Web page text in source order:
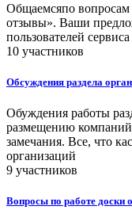
Общаемсяпо вопросам
отзывы». Ваши
пользователей
10 участников
Обсуждения раздела
Обуждения работы
размещению
замечания. Все, что
организаций
9 участников
Вопросы по работе доски